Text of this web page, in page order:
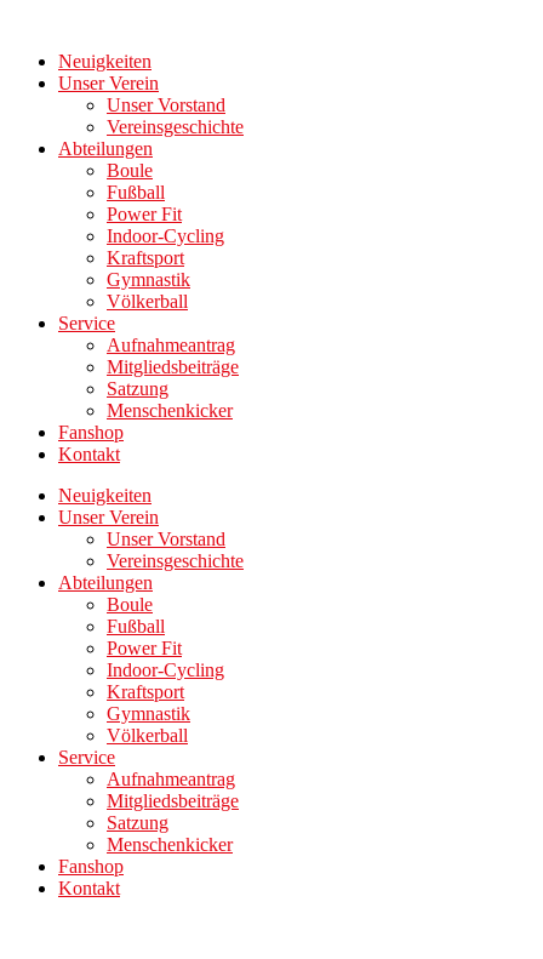
wechselnNeuigkeiten
Unser Verein
Unser Vorstand
Vereinsgeschichte
Abteilungen
Boule
Fußball
Power Fit
Indoor-Cycling
Kraftsport
Gymnastik
Völkerball
Service
Aufnahmeantrag
Mitgliedsbeiträge
Satzung
Menschenkicker
Fanshop
Kontakt
Neuigkeiten
Unser Verein
Unser Vorstand
Vereinsgeschichte
Abteilungen
Boule
Fußball
Power Fit
Indoor-Cycling
Kraftsport
Gymnastik
Völkerball
Service
Aufnahmeantrag
Mitgliedsbeiträge
Satzung
Menschenkicker
Fanshop
Kontakt